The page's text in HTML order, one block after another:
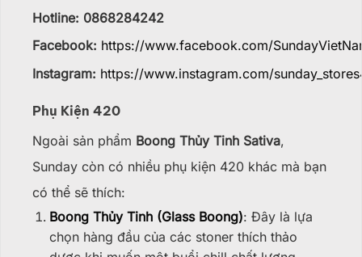
Hotline: 0868284242
Facebook: https://www.facebook.com/
Instagram: https://www.instagram.com/
Phụ Kiện 420
Ngoài sản phẩm Boong Thủy Tinh Sativa,
Sunday còn có nhiều phụ kiện 420 khác mà bạn
có thể sẽ thích:
Boong Thủy Tinh (Glass Boong): Đây là lựa
chọn hàng đầu của các stoner thích thảo